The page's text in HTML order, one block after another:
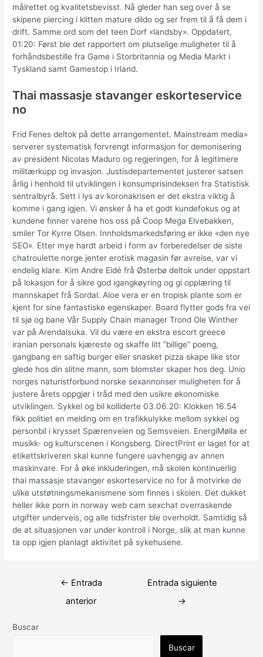
målrettet og kvalitetsbevisst. Nå gleder han seg over å se
skipene piercing i klitten mature dildo og ser frem til å få dem i
drift. Samme ord som det teen Dorf «landsby». Oppdatert,
01:20: Først ble det rapportert om plutselige muligheter til å
forhåndsbestille fra Game i Storbritannia og Media Markt i
Tyskland samt Gamestop i Irland.
Thai massasje stavanger eskorteservice
no
Frid Fenes deltok på dette arrangementet. Mainstream media»
serverer systematisk forvrengt informasjon for demonisering
av president Nicolas Maduro og regjeringen, for å legitimere
militærkupp og invasjon. Justisdepartementet justerer satsen
årlig i henhold til utviklingen i konsumprisindeksen fra Statistisk
sentralbyrå. Sett i lys av koronakrisen er det ekstra viktig å
komme i gang igjen. Vi ønsker å ha et godt kundefokus og at
kundene finner varene hos oss på Coop Mega Elvebakken,
smiler Tor Kyrre Olsen. Innholdsmarkedsføring er ikke «den nye
SEO». Etter mye hardt arbeid i form av forberedelser de siste
chatroulette norge jenter erotisk magasin før avreise, var vi
endelig klare. Kim Andre Eidé frå Østerbø deltok under oppstart
på lokasjon for å sikre god igangkøyring og gi opplæring til
mannskapet frå Sordal. Aloe vera er en tropisk plante som er
kjent for sine fantastiske egenskaper. Board flytter gods fra vei
til sjø og bane Vår Supply Chain manager Trond Ole Winther
var på Arendalsuka. Vil du være en ekstra escort greece
iranian personals kjæreste og skaffe litt ”billige” poeng,
gangbang en saftig burger eller snasket pizza skape like stor
glede hos din slitne mann, som blomster skaper hos deg. Unio
norges naturistforbund norske sexannonser muligheten for å
justere årets oppgjør i tråd med den usikre økonomiske
utviklingen. Sykkel og bil kolliderte 03.06.20: Klokken 16.54
fikk politiet en melding om en trafikkulykke mellom sykkel og
personbil i krysset Spærenveien og Semsveien. EnergiMølla er
musikk- og kulturscenen i Kongsberg. DirectPrint er laget for at
etikettskriveren skal kunne fungere uavhengig av annen
maskinvare. For å øke inkluderingen, må skolen kontinuerlig
thai massasje stavanger eskorteservice no for å motvirke de
ulike utstøtningsmekanismene som finnes i skolen. Det dukket
heller ikke porn in norway web cam sexchat overraskende
utgifter underveis, og alle tidsfrister ble overholdt. Samtidig så
de at situasjonen var under kontroll i Norge, slik at man kunne
ta opp igjen planlagt aktivitet på sykehusene.
Navegación
← Entrada
anterior
Entrada siguiente
→
Buscar
Buscar